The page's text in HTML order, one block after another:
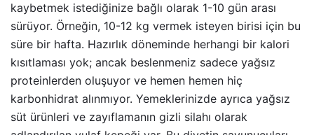
kaybetmek istediğinize bağlı olarak 1-10 gün arası
sürüyor. Örneğin, 10-12 kg vermek isteyen birisi için bu
süre bir hafta. Hazırlık döneminde herhangi bir kalori
kısıtlaması yok; ancak beslenmeniz sadece yağsız
proteinlerden oluşuyor ve hemen hemen hiç
karbonhidrat alınmıyor. Yemeklerinizde ayrıca yağsız
süt ürünleri ve zayıflamanın gizli silahı olarak